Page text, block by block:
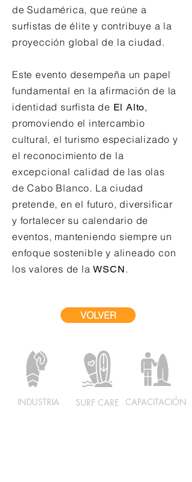
de Sudamérica, que reúne a
surfistas de élite y contribuye a la
proyección global de la ciudad.
Este evento desempeña un papel
fundamental en la afirmación de la
identidad surfista de El Alto,
promoviendo el intercambio
cultural, el turismo especializado y
el reconocimiento de la
excepcional calidad de las olas
de Cabo Blanco. La ciudad
pretende, en el futuro, diversificar
y fortalecer su calendario de
eventos, manteniendo siempre un
enfoque sostenible y alineado con
los valores de laWSCN.
VOLVER
INDUSTRIA SURF CARE CAPACITACIÓN